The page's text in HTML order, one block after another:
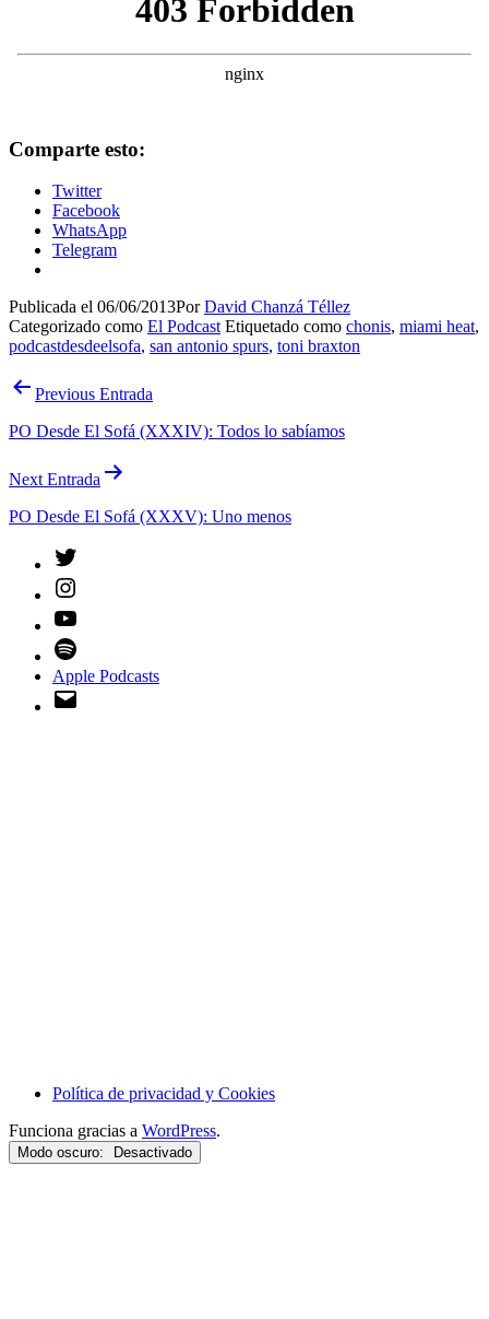
Comparte esto:
Twitter
Facebook
WhatsApp
Telegram
Publicada el 06/06/2013PorDavid Chanzá Téllez
Categorizado como El Podcast Etiquetado como chonis, miami heat,
podcastdesdeelsofa, san antonio spurs, toni braxton
Navegación
entradas
Previous Entrada
PO Desde El Sofá (XXXIV): Todos lo sabíamos
Next Entrada
PO Desde El Sofá (XXXV): Uno menos
Apple Podcasts
Política de privacidad y Cookies
Funciona gracias a WordPress.
Modo oscuro: